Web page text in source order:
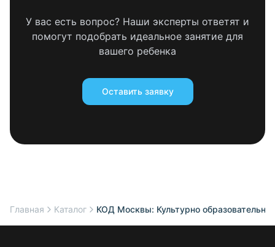
У вас есть вопрос? Наши эксперты ответят и
помогут подобрать идеальное занятие для
вашего ребенка
Оставить заявку
Главная Каталог КОД Москвы: Культурно